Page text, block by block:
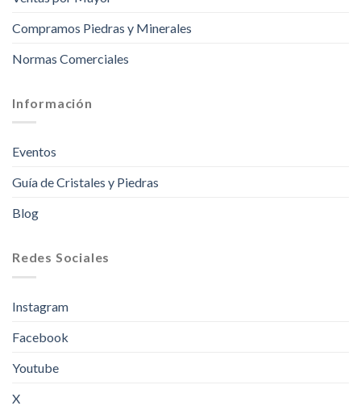
Compramos Piedras y Minerales
Normas Comerciales
Información
Eventos
Guía de Cristales y Piedras
Blog
Redes Sociales
Instagram
Facebook
Youtube
X